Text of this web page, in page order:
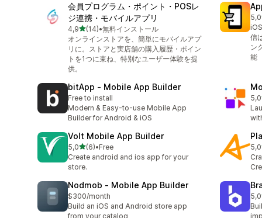
会員プログラム・ポイント・POSレ
ジ連携・モバイルアプリ
4,9na 5 gwiazdek
(14)
Łączna liczba recenzji: 14
•無料インストール
オンラインストアを、簡単にモバイルアプ
リに。ストアと実店舗の購入履歴・ポイン
トを1つに束ね、特別なユーザー体験を提
供。
5,0
信
ン
能
bitApp ‑ Mobile App Builder
Free to install
Modern & Easy-to-use Mobile App
Builder for Android & iOS
5,0
Volt Mobile App Builder
5,0na 5 gwiazdek
(6)
Łączna liczba recenzji: 6
•Free
Create android and ios app for your
store.
5,0
Nodmob ‑ Mobile App Builder
$300/month
Build an iOS and Android store app
from your catalog
5,0